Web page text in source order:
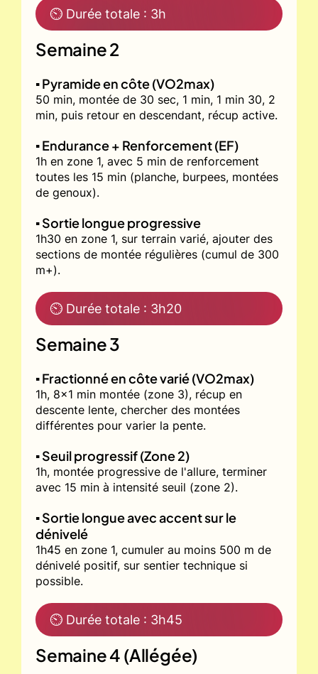
⏲ Durée totale : 3h
Semaine 2
▪️ Pyramide en côte (VO2max)
50 min, montée de 30 sec, 1 min, 1 min 30, 2
min, puis retour en descendant, récup active.
▪️ Endurance + Renforcement (EF)
1h en zone 1, avec 5 min de renforcement
toutes les 15 min (planche, burpees, montées
de genoux).
▪️ Sortie longue progressive
1h30 en zone 1, sur terrain varié, ajouter des
sections de montée régulières (cumul de 300
m+).
⏲ Durée totale : 3h20
Semaine 3
▪️ Fractionné en côte varié (VO2max)
1h, 8x1 min montée (zone 3), récup en
descente lente, chercher des montées
différentes pour varier la pente.
▪️ Seuil progressif (Zone 2)
1h, montée progressive de l'allure, terminer
avec 15 min à intensité seuil (zone 2).
▪️ Sortie longue avec accent sur le
dénivelé
1h45 en zone 1, cumuler au moins 500 m de
dénivelé positif, sur sentier technique si
possible.
⏲ Durée totale : 3h45
Semaine 4 (Allégée)